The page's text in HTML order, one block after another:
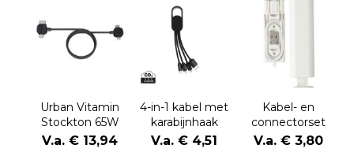
Urban Vitamin
Stockton 65W
gerecycled
TPE/PET magn.
V.a. € 13,94
4-in-1 kabel met
karabijnhaak
V.a. € 4,51
Kabel- en
connectorset
Uwe | Kunststof
| USB-C | 480
V.a. € 3,80